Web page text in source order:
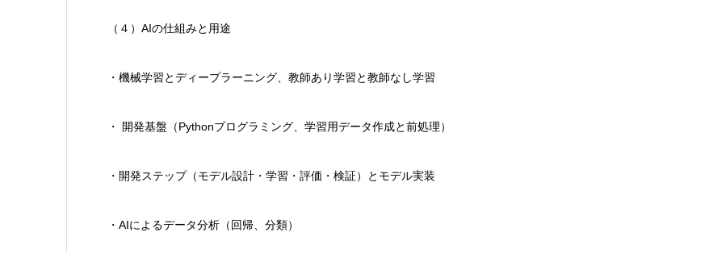
（４）AIの仕組みと用途
・機械学習とディープラーニング、教師あり学習と教師なし学習
・ 開発基盤（Pythonプログラミング、学習用データ作成と前処理）
・開発ステップ（モデル設計・学習・評価・検証）とモデル実装
・AIによるデータ分析（回帰、分類）